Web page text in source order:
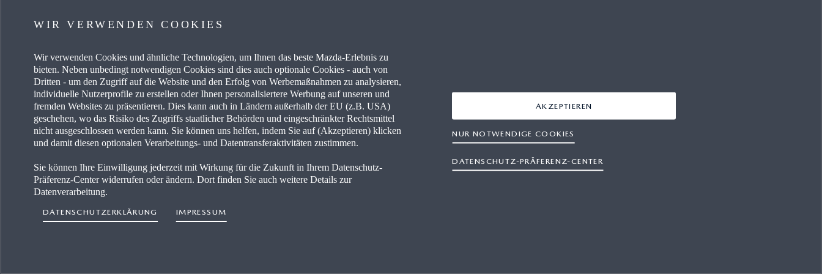
AKTUELLE ANGEBOTE
BUSINESS ANGEBOTE
EIN AUTO KAUFEN
HÄNDLERSUCHE
FREIE WERKSTÄTTEN
PRESSE
MAZDA FINANCE
MAZDA TOOLBOX
RETTUNGSKARTEN
WIR VERWENDEN COOKIES
Wir verwenden Cookies und ähnliche Technologien, um Ihnen das beste Mazda-Erlebnis zu
bieten. Neben unbedingt notwendigen Cookies sind dies auch optionale Cookies - auch von
Dritten - um den Zugriff auf die Website und den Erfolg von Werbemaßnahmen zu analysieren,
individuelle Nutzerprofile zu erstellen oder Ihnen personalisiertere Werbung auf unseren und
fremden Websites zu präsentieren. Dies kann auch in Ländern außerhalb der EU (z.B. USA)
geschehen, wo das Risiko des Zugriffs staatlicher Behörden und eingeschränkter Rechtsmittel
nicht ausgeschlossen werden kann. Sie können uns helfen, indem Sie auf (Akzeptieren) klicken
und damit diesen optionalen Verarbeitungs- und Datentransferaktivitäten zustimmen.
Sie können Ihre Einwilligung jederzeit mit Wirkung für die Zukunft in Ihrem Datenschutz-
Präferenz-Center widerrufen oder ändern. Dort finden Sie auch weitere Details zur
Datenverarbeitung.
DATENSCHUTZERKLÄRUNG IMPRESSUM
DATENSCHUTZ-PRÄFERENZ-CENTER
NUR NOTWENDIGE COOKIES
AKZEPTIEREN